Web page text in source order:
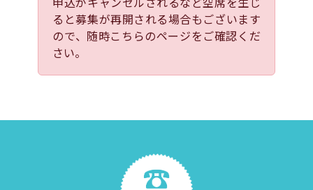
ると募集が再開される場合もございます
ので、随時こちらのページをご確認くだ
さい。